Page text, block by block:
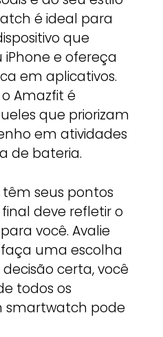
é ideal para
que
e ofereça
em aplicativos.
Amazfit é
que priorizam
em atividades
de bateria.
seus pontos
deve refletir o
você. Avalie
uma escolha
certa, você
todos os
smartwatch pode